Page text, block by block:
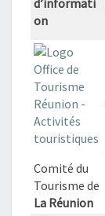
d’informati
on
Comité du
Tourisme de
La Réunion